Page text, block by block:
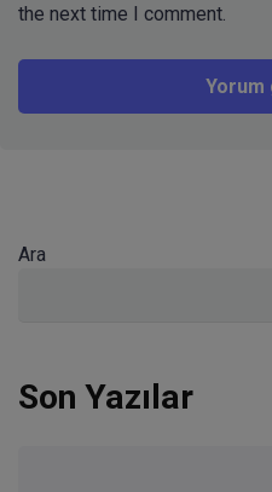
the next time I comment.
Ara
Son Yazılar